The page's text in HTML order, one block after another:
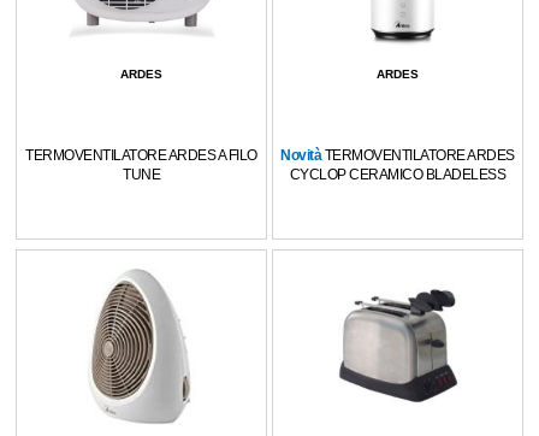
ARDES
TERMOVENTILATORE ARDES A FILO
TUNE
ARDES
NovitàTERMOVENTILATORE ARDES
CYCLOP CERAMICO BLADELESS